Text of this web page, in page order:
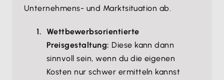
Unternehmens- und Marktsituation ab.
Wettbewerbsorientierte
Preisgestaltung: Diese kann dann
sinnvoll sein, wenn du die eigenen
Kosten nur schwer ermitteln kannst